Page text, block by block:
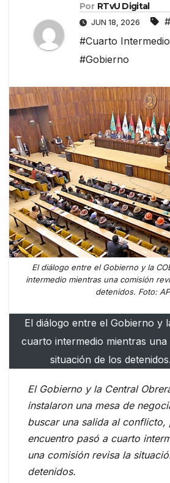
Por RTvU Digital
JUN 18, 2026
#Cuarto Intermedio
#Gobierno
El diálogo entre el Gobierno y la
intermedio mientras una comisión
detenidos. Foto:
El diálogo entre el Gobierno y
cuarto intermedio mientras una
situación de los
El Gobierno y la Central
instalaron una mesa de
buscar una salida al conflicto,
encuentro pasó a cuarto
una comisión revisa la
detenidos.